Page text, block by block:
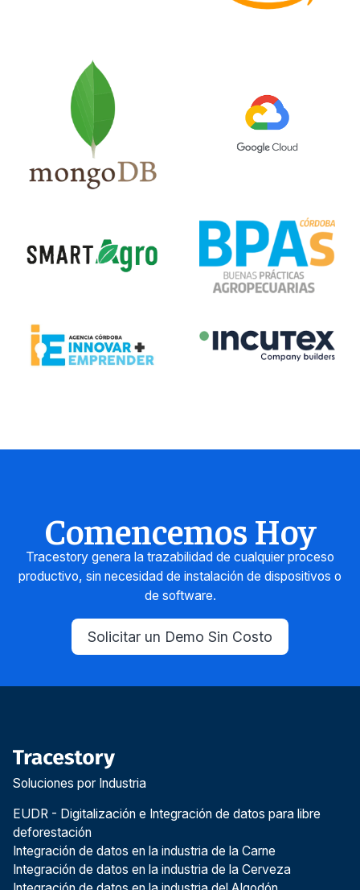
Comencemos Hoy
Tracestory genera la trazabilidad de cualquier proceso
productivo, sin necesidad de instalación de dispositivos o
de software.
Solicitar un Demo Sin Costo
Soluciones por Industria
EUDR - Digitalización e Integración de datos para libre
deforestación
Integración de datos en la industria de la Carne
Integración de datos en la industria de la Cerveza